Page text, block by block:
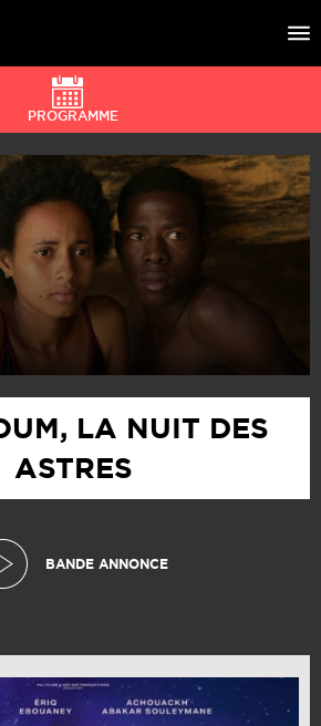
À L’AFFICHE
ÉVÉNEMENTS
CAFÉ DU CINÉ
PRATIQUE
AUX IMAGES
LA NUIT DES
ASTRES
BANDE ANNONCE
PROGRAMME